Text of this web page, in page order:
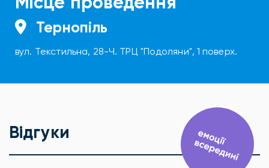
Тернопіль
вул. Текстильна, 28-Ч. ТРЦ "Подоляни", 1 поверх.
Відгуки